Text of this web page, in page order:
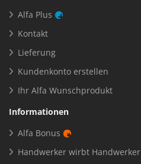
Alfa Plus
Kontakt
Lieferung
Kundenkonto erstellen
Ihr Alfa Wunschprodukt
Informationen
Alfa Bonus
Handwerker wirbt Handwerker